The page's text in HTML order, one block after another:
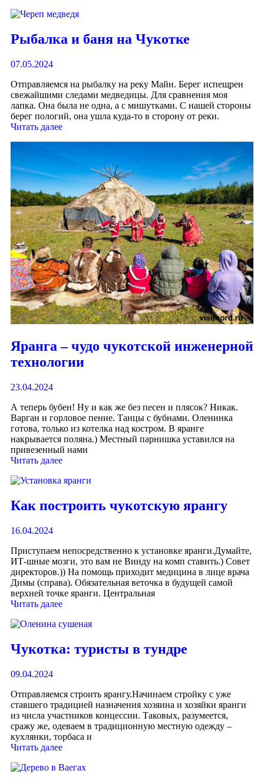
Рыбалка и баня на Чукотке
07.05.2024
Отправляемся на рыбалку на реку Майн. Берег испещрен
свежайшими следами медведицы. Для сравнения моя
лапка. Она была не одна, а с мишутками. С нашей стороны
берег пологий, она ушла куда-то в сторону от реки.
Читать далее
Яранга – чудо чукотской инженерной
технологии
23.04.2024
А теперь бубен! Ну и как же без песен и плясок? Никак.
Варган и горловое пение. Танцы с бубнами. Оленинка
готова, только из котелка над костром. В яранге
накрывается поляна.) Местный парнишка уставился на
привезенный нами
Читать далее
Как построить чукотскую ярангу
16.04.2024
Приступаем непосредственно к установке яранги.Думайте,
ИТ-шные мозги, это вам не Винду на комп ставить.) Совет
директоров.)) На помощь приходит медицина в лице врача
Димы (справа). Обязательная веточка в будущей самой
верхней точке яранги. Центральная
Читать далее
Чукотка: туристы в тундре
09.04.2024
Отправляемся строить ярангу.Начинаем стройку с уже
ставшего традицией назначения хозяина и хозяйки яранги
из числа участников концессии. Таковых, разумеется,
сражу же, одеваем в традиционную местную одежду –
кухлянки, торбаса и
Читать далее